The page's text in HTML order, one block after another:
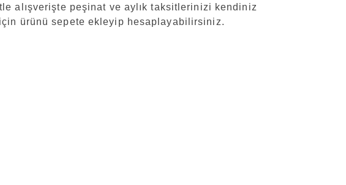
alışverişte peşinat ve aylık taksitlerinizi kendiniz
ürünü sepete ekleyip hesaplayabilirsiniz.